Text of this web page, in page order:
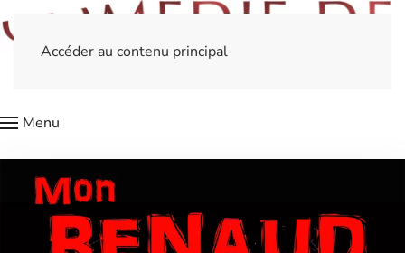
Accéder au contenu principal
Menu